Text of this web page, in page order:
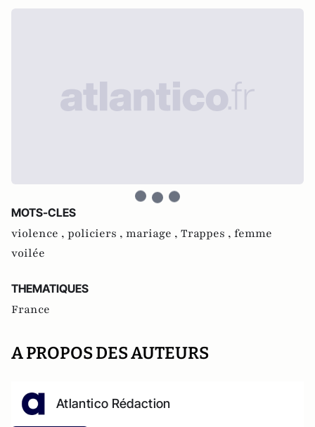
MOTS-CLES
violence , policiers , mariage , Trappes , femme
voilée
THEMATIQUES
France
A PROPOS DES AUTEURS
Atlantico Rédaction